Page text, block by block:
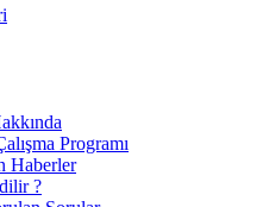
Programı
Haberler
?